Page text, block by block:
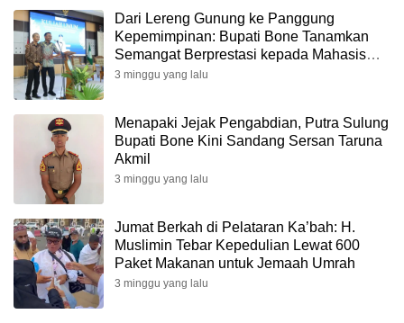
Dari Lereng Gunung ke Panggung
Kepemimpinan: Bupati Bone Tanamkan
Semangat Berprestasi kepada Mahasiswa
Polbangtan Yogyakarta Magelang
3 minggu yang lalu
Menapaki Jejak Pengabdian, Putra Sulung
Bupati Bone Kini Sandang Sersan Taruna
Akmil
3 minggu yang lalu
Jumat Berkah di Pelataran Ka’bah: H.
Muslimin Tebar Kepedulian Lewat 600
Paket Makanan untuk Jemaah Umrah
3 minggu yang lalu